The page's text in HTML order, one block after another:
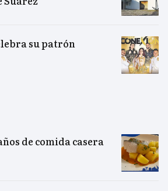
su patrón
de comida casera